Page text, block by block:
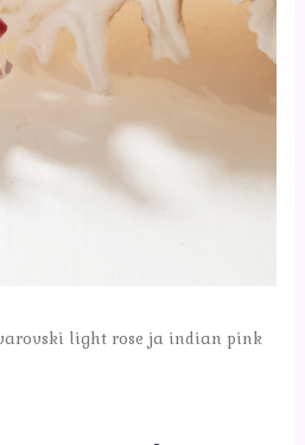
light rose ja indian pink